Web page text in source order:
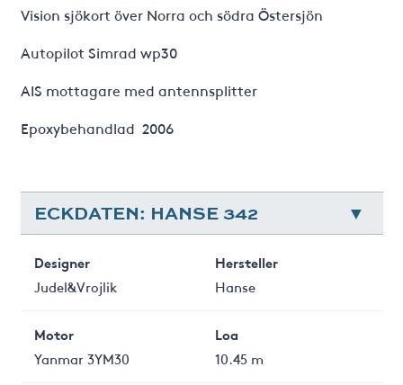
Vision sjökort över Norra och södra Östersjön
Autopilot Simrad wp30
AIS mottagare med antennsplitter
Epoxybehandlad ­ 2006
ECKDATEN: HANSE 342
Designer
Judel&Vrojlik
Hersteller
Hanse
Motor
Yanmar 3YM30
Loa
10.45 m